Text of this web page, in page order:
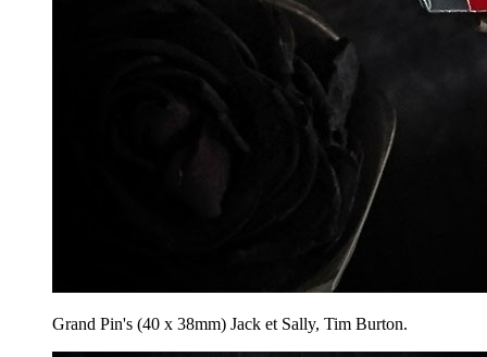
Grand Pin's (40 x 38mm) Jack et Sally, Tim Burton.